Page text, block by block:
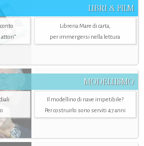
LIBRI & FILM
Libreria Mare di carta,
per immergersi nella lettura
MODELLISMO
Il modellino di nave irripetibile?
Per costruirlo sono serviti 47 anni